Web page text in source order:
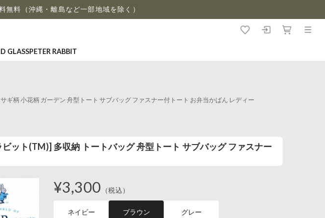
無料（沖縄・離島など一部地域を除く）
GLASSPETER RABBIT
柄 小花柄 ガーデン 舟型トート サブバッグ ファスナー付トート お弁当かばん レディー
ット(TM)] 多収納 トートバッグ 舟型トート サブバッグ ファスナー
¥3,300 （税込）
ネイビー ブラウン グレー